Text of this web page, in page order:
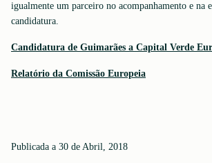
igualmente um parceiro no acompanhamento e na
candidatura.
Candidatura de Guimarães a Capital Verde
Relatório da Comissão Europeia
Publicada a 30 de Abril, 2018